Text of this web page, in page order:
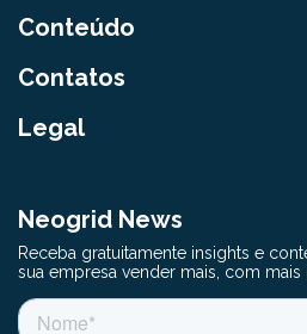
Conteúdo
Contatos
Legal
Neogrid News